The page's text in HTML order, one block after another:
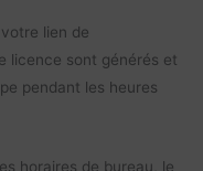
lien de
licence sont générés et
pendant les heures
horaires de bureau, le